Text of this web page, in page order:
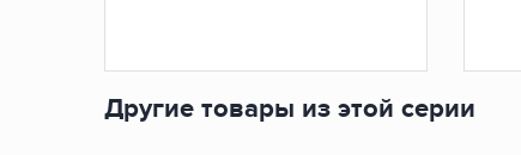
Другие товары из этой серии